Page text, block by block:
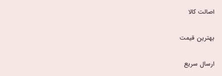
اصالت کالا
بهترین قیمت
ارسال سریع